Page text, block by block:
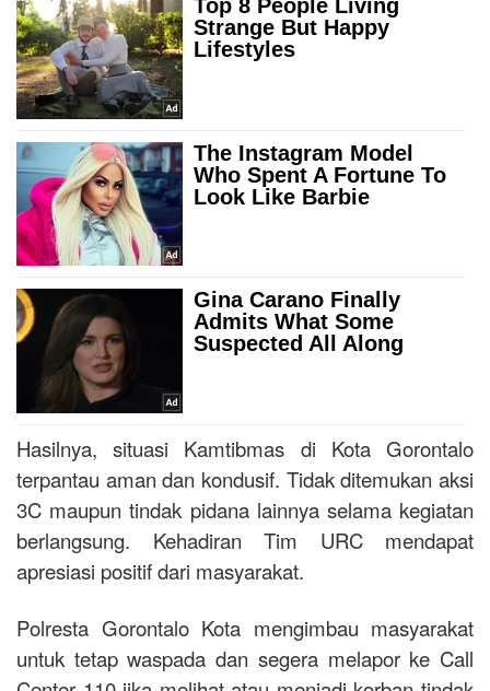
Hasilnya, situasi Kamtibmas di Kota Gorontalo
terpantau aman dan kondusif. Tidak ditemukan aksi
3C maupun tindak pidana lainnya selama kegiatan
berlangsung. Kehadiran Tim URC mendapat
apresiasi positif dari masyarakat.
Polresta Gorontalo Kota mengimbau masyarakat
untuk tetap waspada dan segera melapor ke Call